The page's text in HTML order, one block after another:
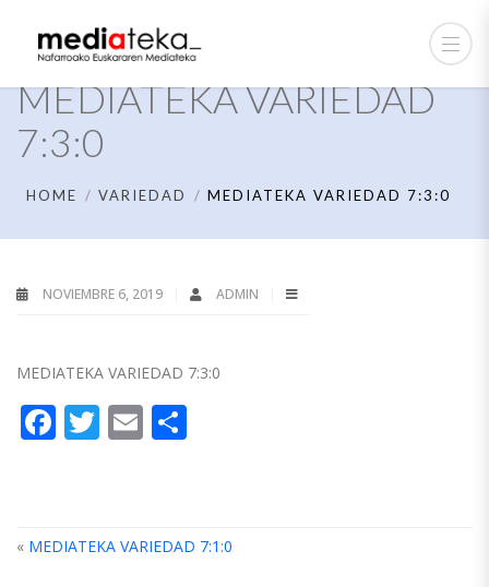
MEDIATEKA VARIEDAD
7:3:0
HOME VARIEDAD MEDIATEKA VARIEDAD 7:3:0
NOVIEMBRE 6, 2019 ADMIN
MEDIATEKA VARIEDAD 7:3:0
Facebook
Twitter
Email
« MEDIATEKA VARIEDAD 7:1:0